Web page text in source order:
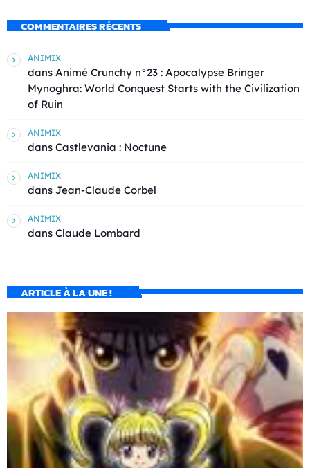
COMMENTAIRES RÉCENTS
ANIMIX
dans Animé Crunchy n°23 : Apocalypse Bringer
Mynoghra: World Conquest Starts with the Civilization
of Ruin
ANIMIX
dans Castlevania : Noctune
ANIMIX
dans Jean-Claude Corbel
ANIMIX
dans Claude Lombard
ARTICLE À LA UNE !